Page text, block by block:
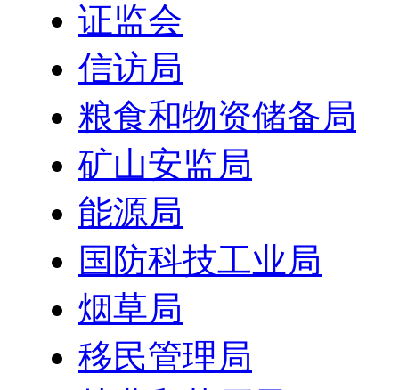
证监会
信访局
粮食和物资储备局
矿山安监局
能源局
国防科技工业局
烟草局
移民管理局